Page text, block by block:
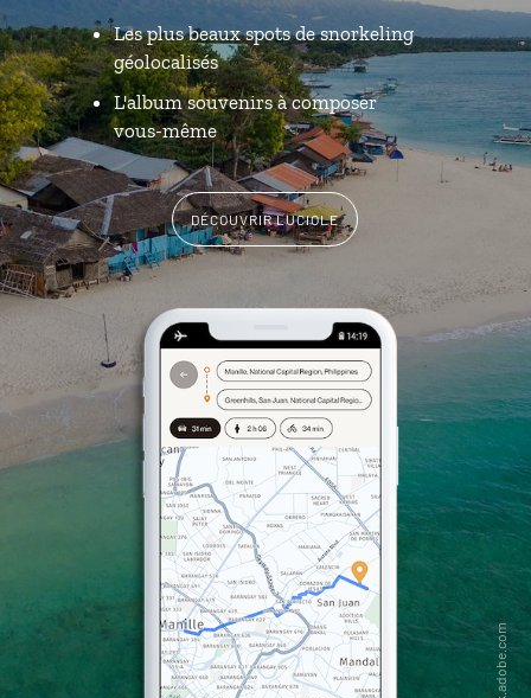
Les plus beaux spots de snorkeling
géolocalisés
L'album souvenirs à composer
vous-même
DÉCOUVRIR LUCIOLE